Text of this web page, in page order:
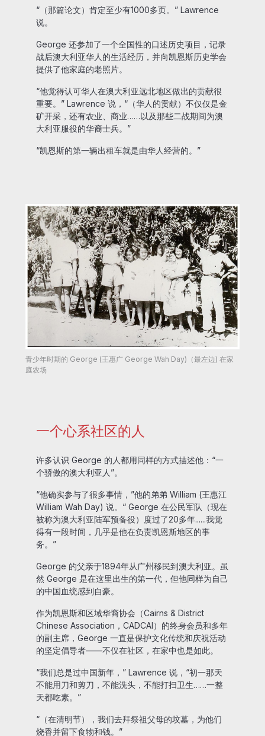
“（那篇论文）肯定至少有1000多页。” Lawrence
说。
George 还参加了一个全国性的口述历史项目，记录
战后澳大利亚华人的生活经历，并向凯恩斯历史学会
提供了他家庭的老照片。
“他觉得认可华人在澳大利亚远北地区做出的贡献很
重要。” Lawrence 说，“（华人的贡献）不仅仅是金
矿开采，还有农业、商业……以及那些二战期间为澳
大利亚服役的华裔士兵。”
“凯恩斯的第一辆出租车就是由华人经营的。”
青少年时期的 George (王惠广 George Wah Day)（最左边) 在家
庭农场
一个心系社区的人
许多认识 George 的人都用同样的方式描述他：“一
个骄傲的澳大利亚人”。
“他确实参与了很多事情，”他的弟弟 William (王惠江
William Wah Day) 说。“ George 在公民军队（现在
被称为澳大利亚陆军预备役）度过了20多年......我觉
得有一段时间，几乎是他在负责凯恩斯地区的事
务。”
George 的父亲于1894年从广州移民到澳大利亚。虽
然 George 是在这里出生的第一代，但他同样为自己
的中国血统感到自豪。
作为凯恩斯和区域华裔协会（Cairns & District
Chinese Association，CADCAI）的终身会员和多年
的副主席，George 一直是保护文化传统和庆祝活动
的坚定倡导者——不仅在社区，在家中也是如此。
“我们总是过中国新年，” Lawrence 说，“初一那天
不能用刀和剪刀，不能洗头，不能打扫卫生……一整
天都吃素。”
“（在清明节），我们去拜祭祖父母的坟墓，为他们
烧香并留下食物和钱。”